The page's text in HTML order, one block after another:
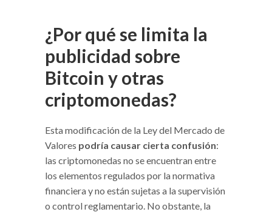
¿Por qué se limita la
publicidad sobre
Bitcoin y otras
criptomonedas?
Esta modificación de la Ley del Mercado de
Valores podría causar cierta confusión:
las criptomonedas no se encuentran entre
los elementos regulados por la normativa
financiera y no están sujetas a la supervisión
o control reglamentario. No obstante, la